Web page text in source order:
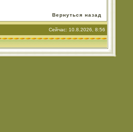
Вернуться назад
Сейчас: 10.8.2026, 8:56